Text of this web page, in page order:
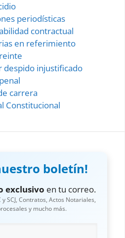
periodísticas
contractual
en referimiento
despido injustificado
carrera
Constitucional
boletín!
exclusivo en tu correo.
SCJ, Contratos, Actos Notariales,
y mucho más.